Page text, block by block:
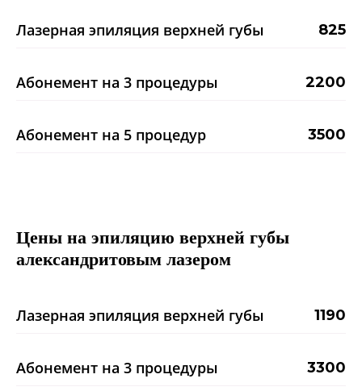
Лазерная эпиляция верхней губы 825
Абонемент на 3 процедуры 2200
Абонемент на 5 процедур 3500
Цены на эпиляцию верхней губы
александритовым лазером
Лазерная эпиляция верхней губы 1190
Абонемент на 3 процедуры 3300